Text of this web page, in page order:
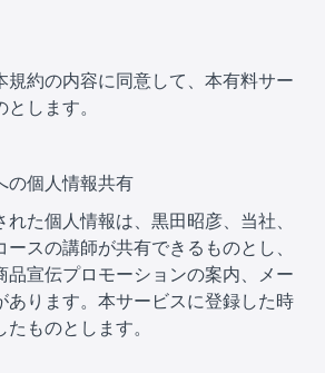
規約の内容に同意して、本有料サー
します。
個人情報共有
た個人情報は、黒田昭彦、当社、
ースの講師が共有できるものとし、
品宣伝プロモーションの案内、メー
あります。本サービスに登録した時
ものとします。